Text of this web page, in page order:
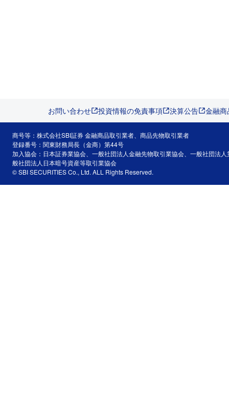
お問い合わせ 投資情報の免責事項 決算公告 金融
商号等：株式会社SBI証券 金融商品取引業者、商品先物取引業者
登録番号：関東財務局長（金商）第44号
加入協会：日本証券業協会、一般社団法人金融先物取引業協会、一般社団法
般社団法人日本暗号資産等取引業協会
© SBI SECURITIES Co., Ltd. ALL Rights Reserved.